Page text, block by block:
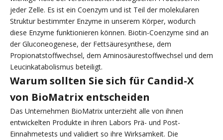
jeder Zelle. Es ist ein Coenzym und ist Teil der molekularen
Struktur bestimmter Enzyme in unserem Körper, wodurch
diese Enzyme funktionieren können. Biotin-Coenzyme sind an
der Gluconeogenese, der Fettsäuresynthese, dem
Propionatstoffwechsel, dem Aminosäurestoffwechsel und dem
Leucinkatabolismus beteiligt.
Warum sollten Sie sich für Candid-X
von BioMatrix entscheiden
Das Unternehmen BioMatrix unterzieht alle von ihnen
entwickelten Produkte in ihren Labors Prä- und Post-
Einnahmetests und validiert so ihre Wirksamkeit. Die